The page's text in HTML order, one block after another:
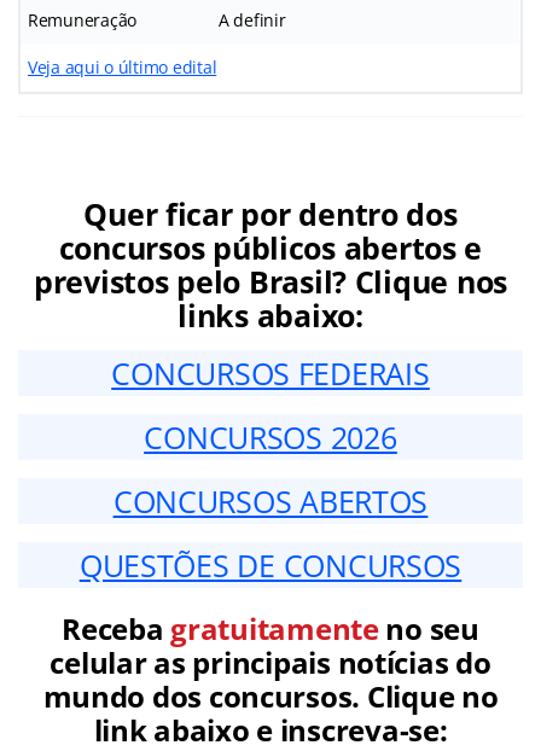
Remuneração A definir
Veja aqui o último edital
Quer ficar por dentro dos
concursos públicos abertos e
previstos pelo Brasil? Clique nos
links abaixo:
CONCURSOS FEDERAIS
CONCURSOS 2026
CONCURSOS ABERTOS
QUESTÕES DE CONCURSOS
Receba gratuitamenteno seu
celular as principais notícias do
mundo dos concursos. Clique no
link abaixo e inscreva-se: